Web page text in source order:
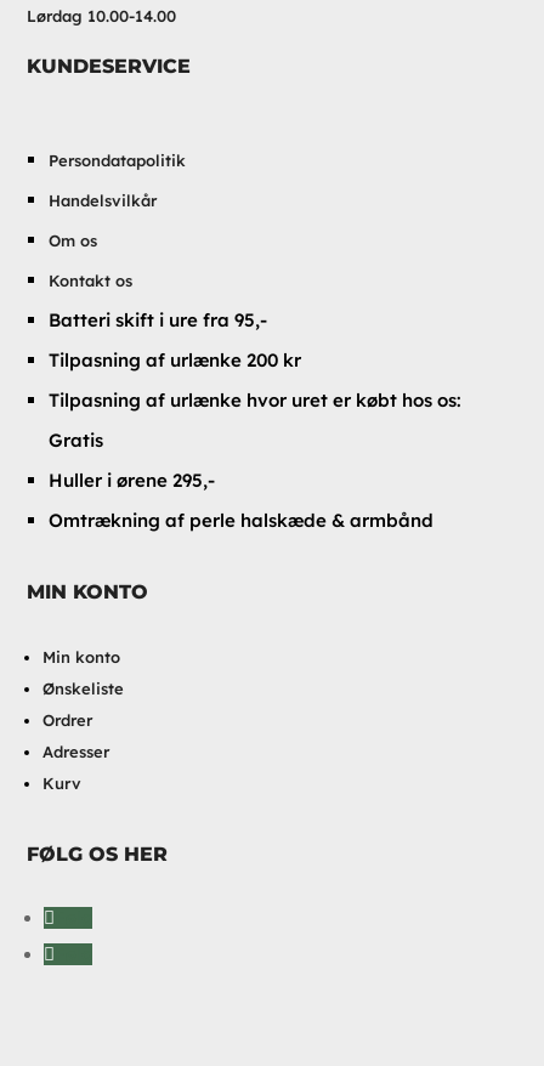
Lørdag 10.00-14.00
KUNDESERVICE
Persondatapolitik
Handelsvilkår
Om os
Kontakt os
Batteri skift i ure fra 95,-
Tilpasning af urlænke 200 kr
Tilpasning af urlænke hvor uret er købt hos os:
Gratis
Huller i ørene 295,-
Omtrækning af perle halskæde & armbånd
MIN KONTO
Min konto
Ønskeliste
Ordrer
Adresser
Kurv
FØLG OS HER